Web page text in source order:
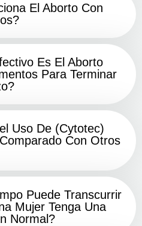
El Aborto Con
Es El Aborto
Para Terminar
Uso De (Cytotec)
Con Otros
Puede Transcurrir
Mujer Tenga Una
Normal?